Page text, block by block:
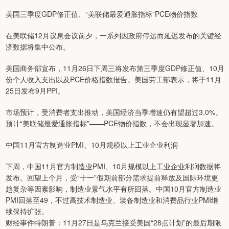
美国三季度GDP修正值、“美联储最爱通胀指标”PCE物价指数
在美联储12月议息会议前夕，一系列因政府停运而延迟发布的关键经
济数据将集中公布。
美国商务部宣布，11月26日下周三将发布第三季度GDP修正值、10月
份个人收入支出以及PCE价格指数报告。美国劳工部表示，将于11月
25日发布9月PPI。
市场预计，受消费者支出推动，美国经济当季增速仍有望超过3.0%。
预计“美联储最爱通胀指标”——PCE物价指数，不会出现显著加速。
中国11月官方制造业PMI、10月规模以上工业企业利润
下周，中国11月官方制造业PMI、10月规模以上工业企业利润数据将
发布。回望上个月，受“十一”假期前部分需求提前释放及国际环境更
趋复杂等因素影响，制造业景气水平有所回落。中国10月官方制造业
PMI回落至49，不过高技术制造业、装备制造业和消费品行业PMI继
续保持扩张。
财经事件特朗普：11月27日是乌克兰接受美国“28点计划”的最后期限